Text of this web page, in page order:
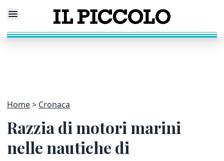
Home Cronaca
Razzia di motori marini
nelle nautiche di